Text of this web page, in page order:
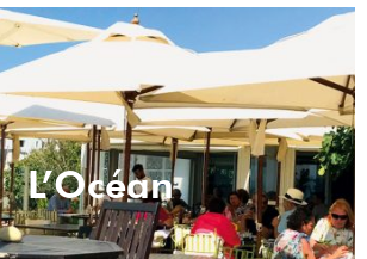
L’Océan